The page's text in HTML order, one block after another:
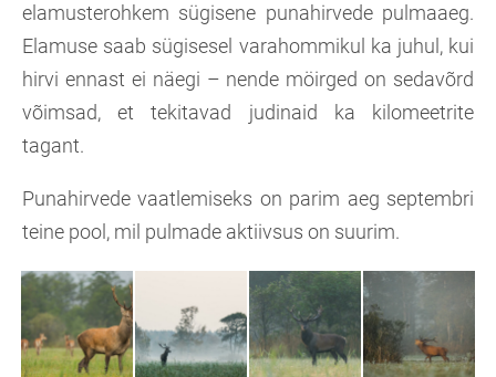
elamusterohkem sügisene punahirvede pulmaaeg.
Elamuse saab sügisesel varahommikul ka juhul, kui
hirvi ennast ei näegi – nende möirged on sedavõrd
võimsad, et tekitavad judinaid ka kilomeetrite
tagant.
Punahirvede vaatlemiseks on parim aeg septembri
teine pool, mil pulmade aktiivsus on suurim.